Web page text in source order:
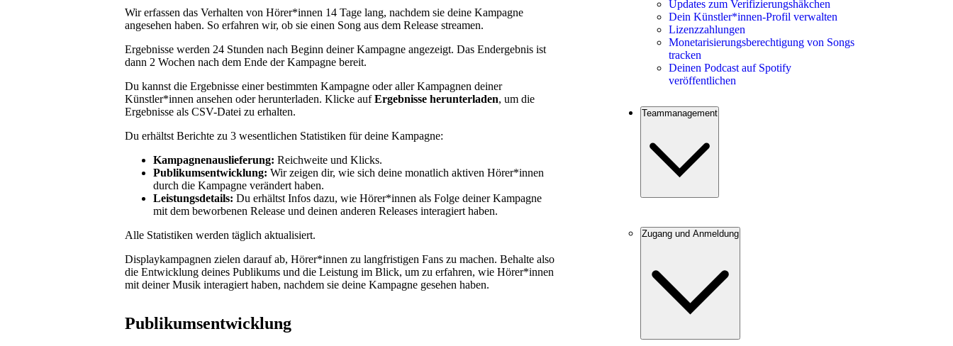
Wir erfassen das Verhalten von Hörer*innen 14 Tage lang, nachdem sie deine Kampagne
angesehen haben. So erfahren wir, ob sie einen Song aus dem Release streamen.
Ergebnisse werden 24 Stunden nach Beginn deiner Kampagne angezeigt. Das Endergebnis ist
dann 2 Wochen nach dem Ende der Kampagne bereit.
Du kannst die Ergebnisse einer bestimmten Kampagne oder aller Kampagnen deiner
Künstler*innen ansehen oder herunterladen. Klicke aufErgebnisse herunterladen, um die
Ergebnisse als CSV-Datei zu erhalten.
Du erhältst Berichte zu 3 wesentlichen Statistiken für deine Kampagne:
Kampagnenauslieferung: Reichweite und Klicks.
Publikumsentwicklung: Wir zeigen dir, wie sich deine monatlich aktiven Hörer*innen
durch die Kampagne verändert haben.
Leistungsdetails: Du erhältst Infos dazu, wie Hörer*innen als Folge deiner Kampagne
mit dem beworbenen Release und deinen anderen Releases interagiert haben.
Alle Statistiken werden täglich aktualisiert.
Displaykampagnen zielen darauf ab, Hörer*innen zu langfristigen Fans zu machen. Behalte also
die Entwicklung deines Publikums und die Leistung im Blick, um zu erfahren, wie Hörer*innen
mit deiner Musik interagiert haben, nachdem sie deine Kampagne gesehen haben.
Publikumsentwicklung
Updates zum Verifizierungshäkchen
Dein Künstler*innen-Profil verwalten
Lizenzzahlungen
Monetarisierungsberechtigung von Songs
tracken
Deinen Podcast auf Spotify
veröffentlichen
Teammanagement
Zugang und Anmeldung